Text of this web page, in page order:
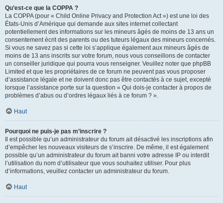
Qu’est-ce que la COPPA ?
La COPPA (pour « Child Online Privacy and Protection Act ») est une loi des
États-Unis d’Amérique qui demande aux sites internet collectant
potentiellement des informations sur les mineurs âgés de moins de 13 ans un
consentement écrit des parents ou des tuteurs légaux des mineurs concernés.
Si vous ne savez pas si cette loi s’applique également aux mineurs âgés de
moins de 13 ans inscrits sur votre forum, nous vous conseillons de contacter
un conseiller juridique qui pourra vous renseigner. Veuillez noter que phpBB
Limited et que les propriétaires de ce forum ne peuvent pas vous proposer
d’assistance légale et ne doivent donc pas être contactés à ce sujet, excepté
lorsque l’assistance porte sur la question « Qui dois-je contacter à propos de
problèmes d’abus ou d’ordres légaux liés à ce forum ? ».
Haut
Pourquoi ne puis-je pas m’inscrire ?
Il est possible qu’un administrateur du forum ait désactivé les inscriptions afin
d’empêcher les nouveaux visiteurs de s’inscrire. De même, il est également
possible qu’un administrateur du forum ait banni votre adresse IP ou interdit
l’utilisation du nom d’utilisateur que vous souhaitez utiliser. Pour plus
d’informations, veuillez contacter un administrateur du forum.
Haut